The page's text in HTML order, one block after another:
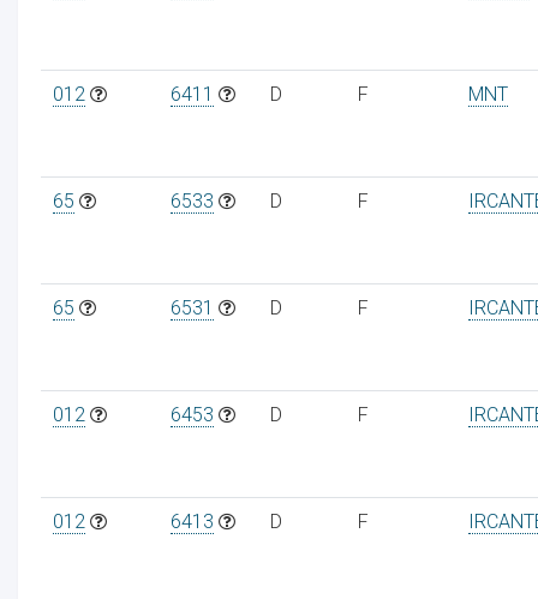
012 6411 D F MNT
65 6533 D F
65 6531 D F
012 6453 D F
012 6413 D F